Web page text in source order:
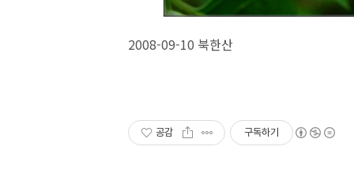
2008-09-10 북한산
공감 구독하기